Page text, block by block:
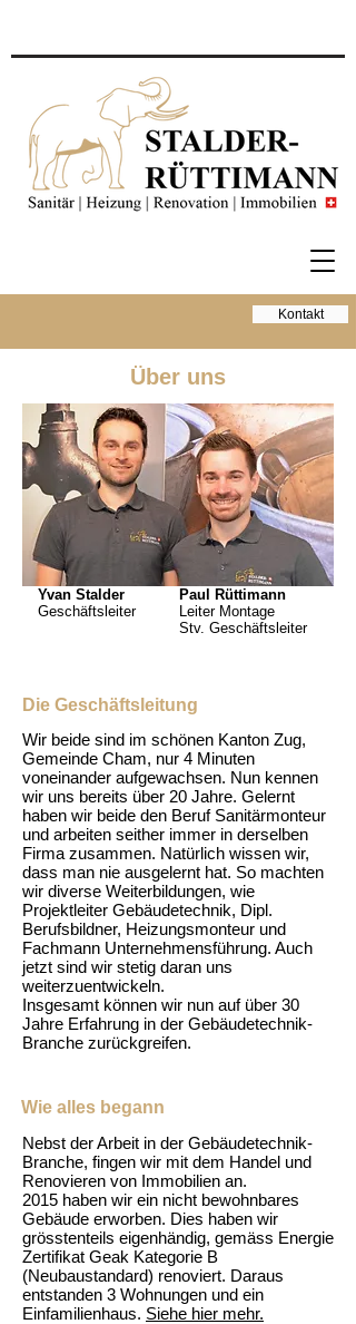
Kontakt
Über uns
Yvan Stalder
Geschäftsleiter
Paul Rüttimann
Leiter Montage
Stv. Geschäftsleiter
Die Geschäftsleitung
Wir beide sind im schönen Kanton Zug,
Gemeinde Cham, nur 4 Minuten
voneinander aufgewachsen. Nun kennen
wir uns bereits über 20 Jahre. Gelernt
haben wir beide den Beruf Sanitärmonteur
und arbeiten seither immer in derselben
Firma zusammen. Natürlich wissen wir,
dass man nie ausgelernt hat. So machten
wir diverse Weiterbildungen, wie
Projektleiter Gebäudetechnik, Dipl.
Berufsbildner, Heizungsmonteur und
Fachmann Unternehmensführung. Auch
jetzt sind wir stetig daran uns
weiterzuentwickeln.
Insgesamt können wir nun auf über 30
Jahre Erfahrung in der Gebäudetechnik-
Branche zurückgreifen.
Wie alles begann
Nebst der Arbeit in der Gebäudetechnik-
Branche, fingen wir mit dem Handel und
Renovieren von Immobilien an.
2015 haben wir ein nicht bewohnbares
Gebäude erworben. Dies haben wir
grösstenteils eigenhändig, gemäss Energie
Zertifikat Geak Kategorie B
(Neubaustandard) renoviert. Daraus
entstanden 3 Wohnungen und ein
Einfamilienhaus. Siehe hier mehr.